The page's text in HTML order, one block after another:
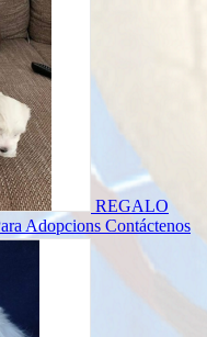
REGALO
Adopcions Contáctenos